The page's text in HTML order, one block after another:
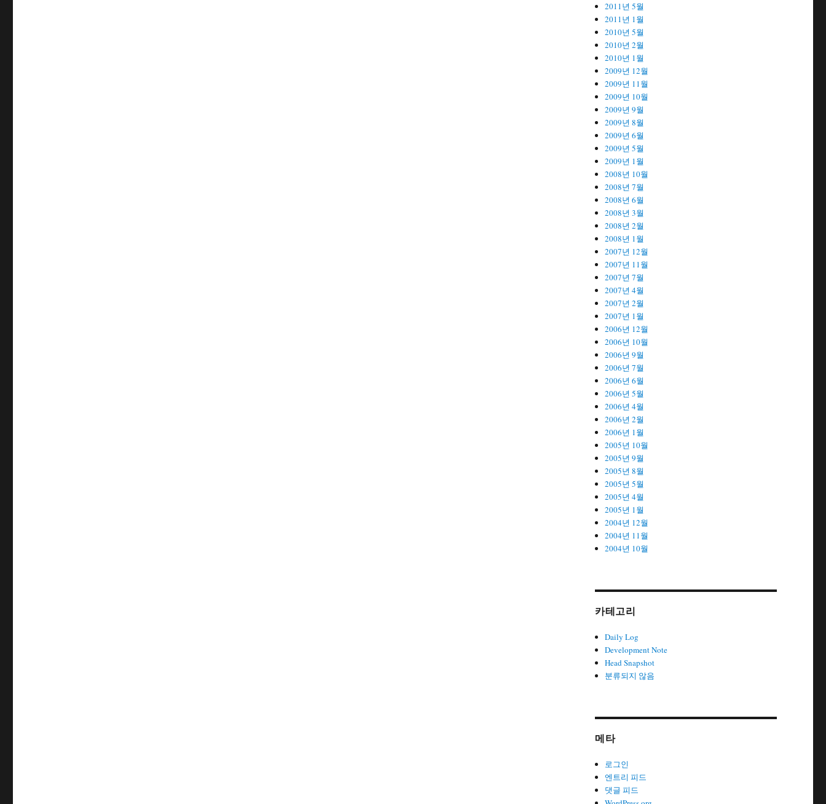
2011년 5월
2011년 1월
2010년 5월
2010년 2월
2010년 1월
2009년 12월
2009년 11월
2009년 10월
2009년 9월
2009년 8월
2009년 6월
2009년 5월
2009년 1월
2008년 10월
2008년 7월
2008년 6월
2008년 3월
2008년 2월
2008년 1월
2007년 12월
2007년 11월
2007년 7월
2007년 4월
2007년 2월
2007년 1월
2006년 12월
2006년 10월
2006년 9월
2006년 7월
2006년 6월
2006년 5월
2006년 4월
2006년 2월
2006년 1월
2005년 10월
2005년 9월
2005년 8월
2005년 5월
2005년 4월
2005년 1월
2004년 12월
2004년 11월
2004년 10월
카테고리
Daily Log
Development Note
Head Snapshot
분류되지 않음
메타
로그인
엔트리 피드
댓글 피드